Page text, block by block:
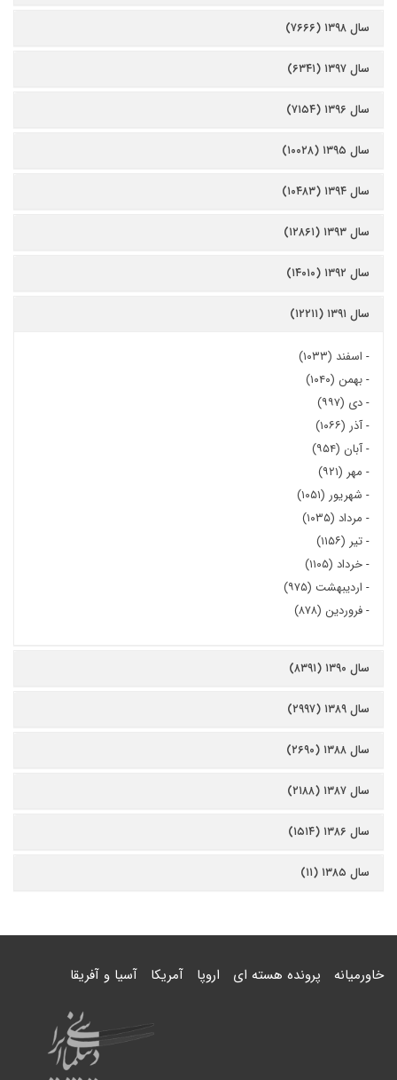
سال ۱۳۹۸ (۷۶۶۶)
سال ۱۳۹۷ (۶۳۴۱)
سال ۱۳۹۶ (۷۱۵۴)
سال ۱۳۹۵ (۱۰۰۲۸)
سال ۱۳۹۴ (۱۰۴۸۳)
سال ۱۳۹۳ (۱۲۸۶۱)
سال ۱۳۹۲ (۱۴۰۱۰)
سال ۱۳۹۱ (۱۲۲۱۱)
- اسفند (۱۰۳۳)
-بهمن (۱۰۴۰)
-دی (۹۹۷)
-آذر (۱۰۶۶)
-آبان (۹۵۴)
- مهر (۹۲۱)
- شهریور (۱۰۵۱)
- مرداد (۱۰۳۵)
-تیر (۱۱۵۶)
-خرداد (۱۱۰۵)
- اردیبهشت (۹۷۵)
-فروردین (۸۷۸)
سال ۱۳۹۰ (۸۳۹۱)
سال ۱۳۸۹ (۲۹۹۷)
سال ۱۳۸۸ (۲۶۹۰)
سال ۱۳۸۷ (۲۱۸۸)
سال ۱۳۸۶ (۱۵۱۴)
سال ۱۳۸۵ (۱۱)
خاورمیانه پرونده هسته ای اروپا آمریکا آسیا و آفریقا